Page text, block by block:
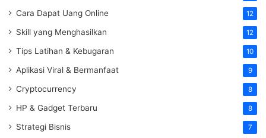
Cara Dapat Uang Online 12
Skill yang Menghasilkan 12
Tips Latihan & Kebugaran 10
Aplikasi Viral & Bermanfaat 9
Cryptocurrency 8
HP & Gadget Terbaru 8
Strategi Bisnis 7